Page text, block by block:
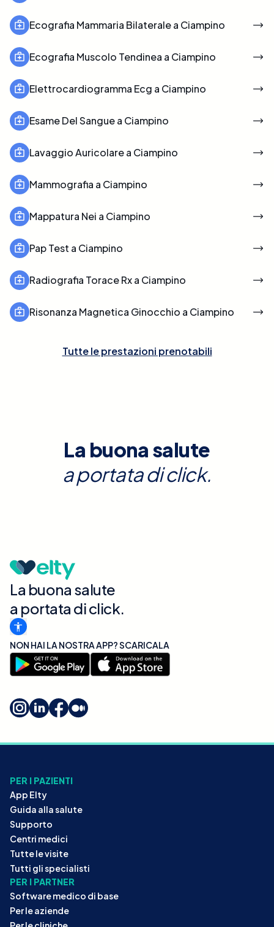
Ecografia Mammaria Bilaterale a Ciampino
Ecografia Muscolo Tendinea a Ciampino
Elettrocardiogramma Ecg a Ciampino
Esame Del Sangue a Ciampino
Lavaggio Auricolare a Ciampino
Mammografia a Ciampino
Mappatura Nei a Ciampino
Pap Test a Ciampino
Radiografia Torace Rx a Ciampino
Risonanza Magnetica Ginocchio a Ciampino
Tutte le prestazioni prenotabili
La buona salute
a portata di click.
La buona salute
a portata di click.
NON HAI LA NOSTRA APP? SCARICALA
PER I PAZIENTI
App Elty
Guida alla salute
Supporto
Centri medici
Tutte le visite
Tutti gli specialisti
PER I PARTNER
Software medico di base
Per le aziende